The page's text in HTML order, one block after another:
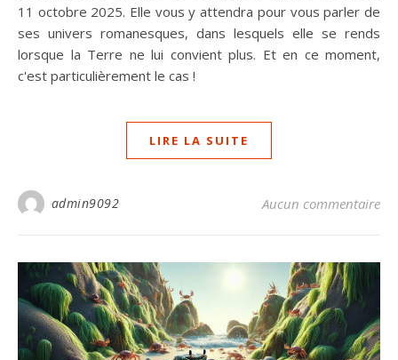
11 octobre 2025. Elle vous y attendra pour vous parler de
ses univers romanesques, dans lesquels elle se rends
lorsque la Terre ne lui convient plus. Et en ce moment,
c'est particulièrement le cas !
LIRE LA SUITE
admin9092 Aucun commentaire